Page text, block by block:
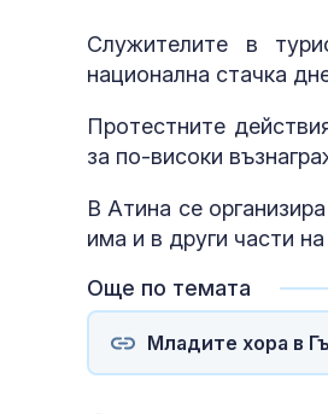
Служителите в
национална стачка
Протестните
за по-високи
В Атина се
има и в други части
Още по темата
Младите хора в